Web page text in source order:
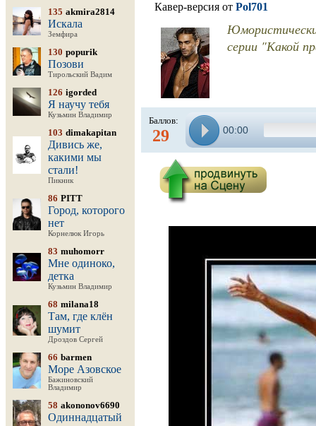
135 akmira2814
Искала
Земфира
130 popurik
Позови
Тирольский Вадим
126 igorded
Я научу тебя
Кузьмин Владимир
103 dimakapitan
Дивись же,
какими мы
стали!
Пикник
86 PITT
Город, которого
нет
Корнелюк Игорь
83 muhomorr
Мне одиноко,
детка
Кузьмин Владимир
68 milana18
Там, где клён
шумит
Дроздов Сергей
66 barmen
Море Азовское
Бажиновский
Владимир
58 akononov6690
Одиннадцатый
Кавер-версия от Pol701
серии "Какой
Баллов:
29 00:00